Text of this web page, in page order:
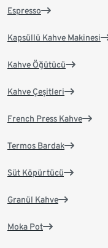
Espresso
Kapsüllü Kahve Makinesi
Kahve Öğütücü
Kahve Çeşitleri
French Press Kahve
Termos Bardak
Süt Köpürtücü
Granül Kahve
Moka Pot